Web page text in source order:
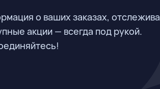
о ваших заказах,
акции — всегда под рукой.